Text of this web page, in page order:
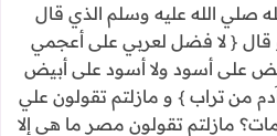
صلي الله عليه وسلم الذي قال
قال { لا فضل لعربي على أعجمي
على أسود ولا أسود على أبيض
من تراب } و مازلتم تقولون علي
مازلتم تقولون مصر ما هي إلا